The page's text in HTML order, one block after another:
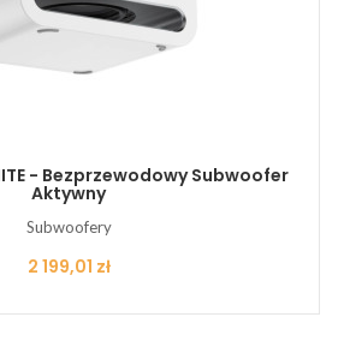
- Bezprzewodowy Subwoofer
Aktywny
Subwoofery
Cena
2 199,01 zł